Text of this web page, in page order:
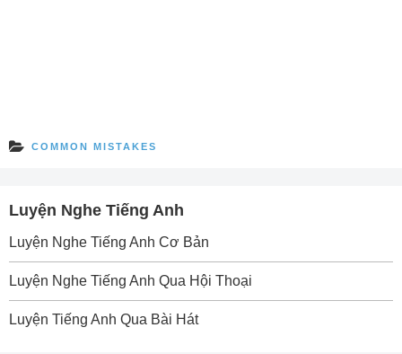
COMMON MISTAKES
Luyện Nghe Tiếng Anh
Luyện Nghe Tiếng Anh Cơ Bản
Luyện Nghe Tiếng Anh Qua Hội Thoại
Luyện Tiếng Anh Qua Bài Hát